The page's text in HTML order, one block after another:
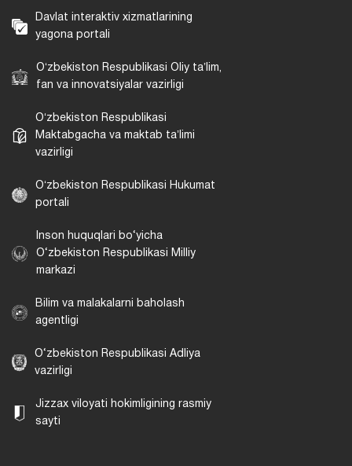
Davlat interaktiv xizmatlarining
yagona portali
Oʻzbekiston Respublikasi Oliy taʼlim,
fan va innovatsiyalar vazirligi
Oʻzbekiston Respublikasi
Maktabgacha va maktab taʼlimi
vazirligi
Oʻzbekiston Respublikasi Hukumat
portali
Inson huquqlari bo‘yicha
O‘zbekiston Respublikasi Milliy
markazi
Bilim va malakalarni baholash
agentligi
O‘zbekiston Respublikasi Adliya
vazirligi
Jizzax viloyati hokimligining rasmiy
sayti